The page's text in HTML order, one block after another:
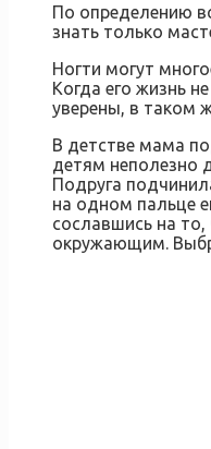
По определению
знать только
Ногти могут
Когда его жизнь
уверены, в таком
В детстве мама
детям неполезно
Подруга
на одном пальце
сославшись на то,
окружающим.